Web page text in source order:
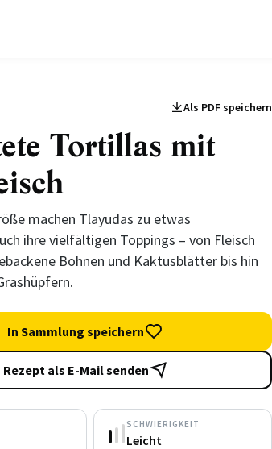
Als PDF speichern
Tortillas mit
machen Tlayudas zu etwas
ihre vielfältigen Toppings – von Fleisch
Bohnen und Kaktusblätter bis hin
In Sammlung speichern
Rezept als E-Mail senden
SCHWIERIGKEIT
Leicht